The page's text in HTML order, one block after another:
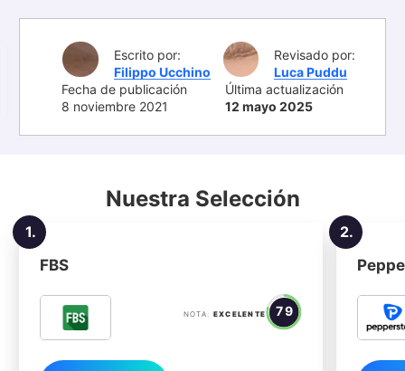
Escrito por:
Filippo Ucchino
Revisado por:
Luca Puddu
Fecha de publicación
8 noviembre 2021
Última actualización
12 mayo 2025
Nuestra Selección
1.
FBS
NOTA: EXCELENTE 79
2.